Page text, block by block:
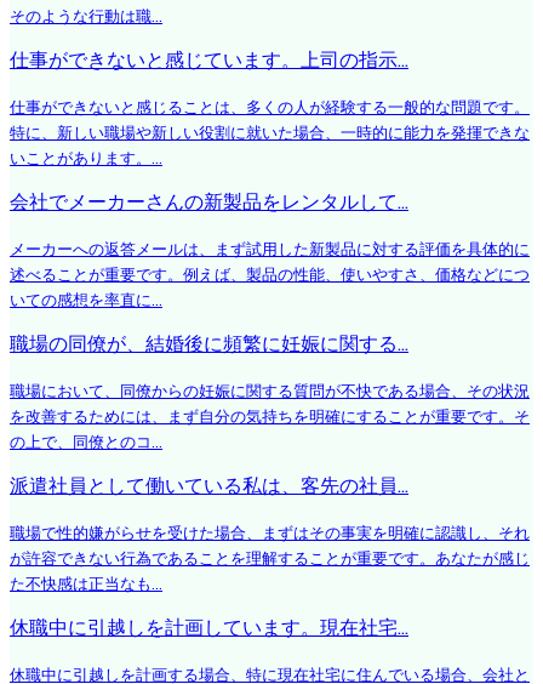
そのような行動は職...
仕事ができないと感じています。上司の指示...
仕事ができないと感じることは、多くの人が経験する一般的な問題です。
特に、新しい職場や新しい役割に就いた場合、一時的に能力を発揮できな
いことがあります。...
会社でメーカーさんの新製品をレンタルして...
メーカーへの返答メールは、まず試用した新製品に対する評価を具体的に
述べることが重要です。例えば、製品の性能、使いやすさ、価格などにつ
いての感想を率直に...
職場の同僚が、結婚後に頻繁に妊娠に関する...
職場において、同僚からの妊娠に関する質問が不快である場合、その状況
を改善するためには、まず自分の気持ちを明確にすることが重要です。そ
の上で、同僚とのコ...
派遣社員として働いている私は、客先の社員...
職場で性的嫌がらせを受けた場合、まずはその事実を明確に認識し、それ
が許容できない行為であることを理解することが重要です。あなたが感じ
た不快感は正当なも...
休職中に引越しを計画しています。現在社宅...
休職中に引越しを計画する場合、特に現在社宅に住んでいる場合、会社と